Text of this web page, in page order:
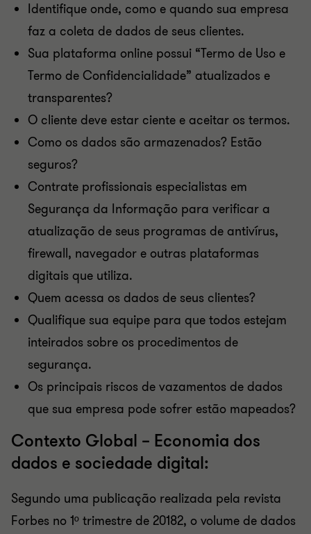
Identifique onde, como e quando sua empresa
faz a coleta de dados de seus clientes.
Sua plataforma online possui “Termo de Uso e
Termo de Confidencialidade” atualizados e
transparentes?
O cliente deve estar ciente e aceitar os termos.
Como os dados são armazenados? Estão
seguros?
Contrate profissionais especialistas em
Segurança da Informação para verificar a
atualização de seus programas de antivírus,
firewall, navegador e outras plataformas
digitais que utiliza.
Quem acessa os dados de seus clientes?
Qualifique sua equipe para que todos estejam
inteirados sobre os procedimentos de
segurança.
Os principais riscos de vazamentos de dados
que sua empresa pode sofrer estão mapeados?
Contexto Global – Economia dos
dados e sociedade digital:
Segundo uma publicação realizada pela revista
Forbes no 1º trimestre de 20182, o volume de dados